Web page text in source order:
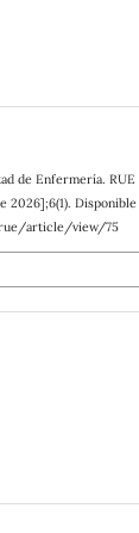
de Enfermería.
2026];6(1). Disponible
article/view/75